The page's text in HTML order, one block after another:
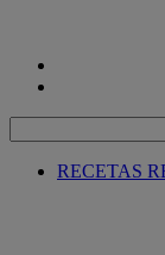
RECETAS